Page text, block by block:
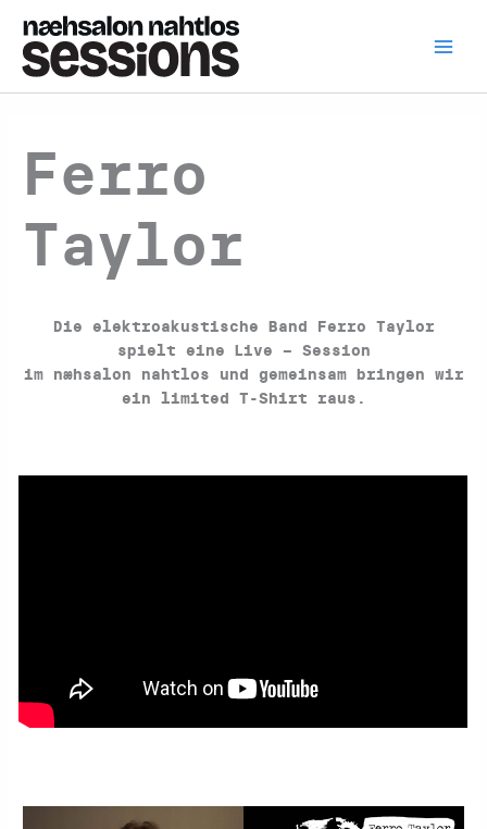
Inhalt
springen
Ferro
Taylor
Die elektroakustische Band Ferro Taylor
spielt eine Live – Session
im næhsalon nahtlos und gemeinsam bringen wir
ein limited T-Shirt raus.